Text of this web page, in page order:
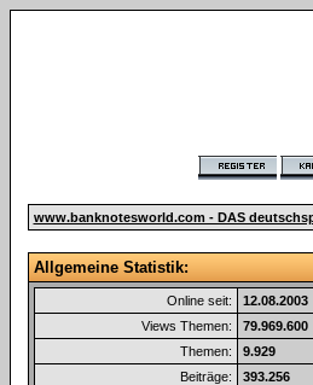
www.banknotesworld.com - DAS
Allgemeine Statistik:
Online seit: 12.08.2003
Views Themen:
79.969.600
Themen:
9.929
Beiträge:
393.256